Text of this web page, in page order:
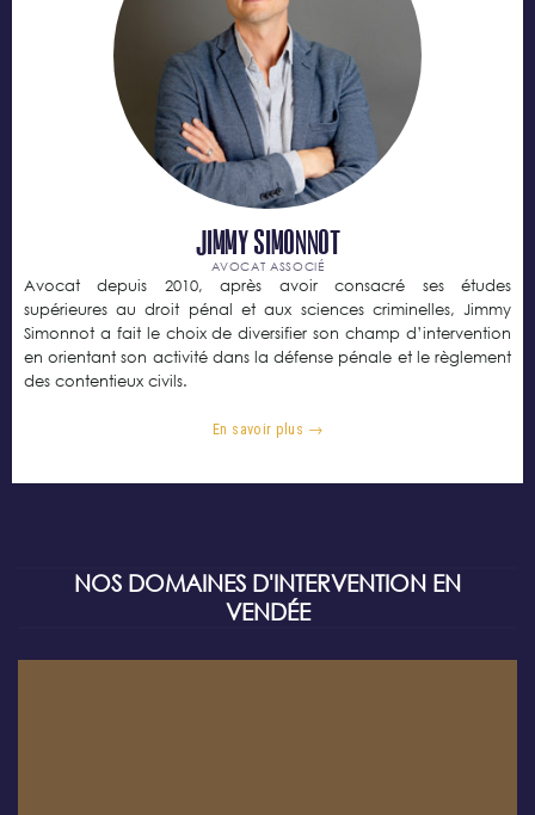
Jimmy SIMONNOT
AVOCAT ASSOCIÉ
Avocat depuis 2010, après avoir consacré ses études
supérieures au droit pénal et aux sciences criminelles, Jimmy
Simonnot a fait le choix de diversifier son champ d’intervention
en orientant son activité dans la défense pénale et le règlement
des contentieux civils.
En savoir plus →
NOS DOMAINES D'INTERVENTION EN
VENDÉE